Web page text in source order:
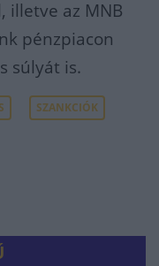
az MNB
pénzpiacon
súlyát is.
SZANKCIÓK